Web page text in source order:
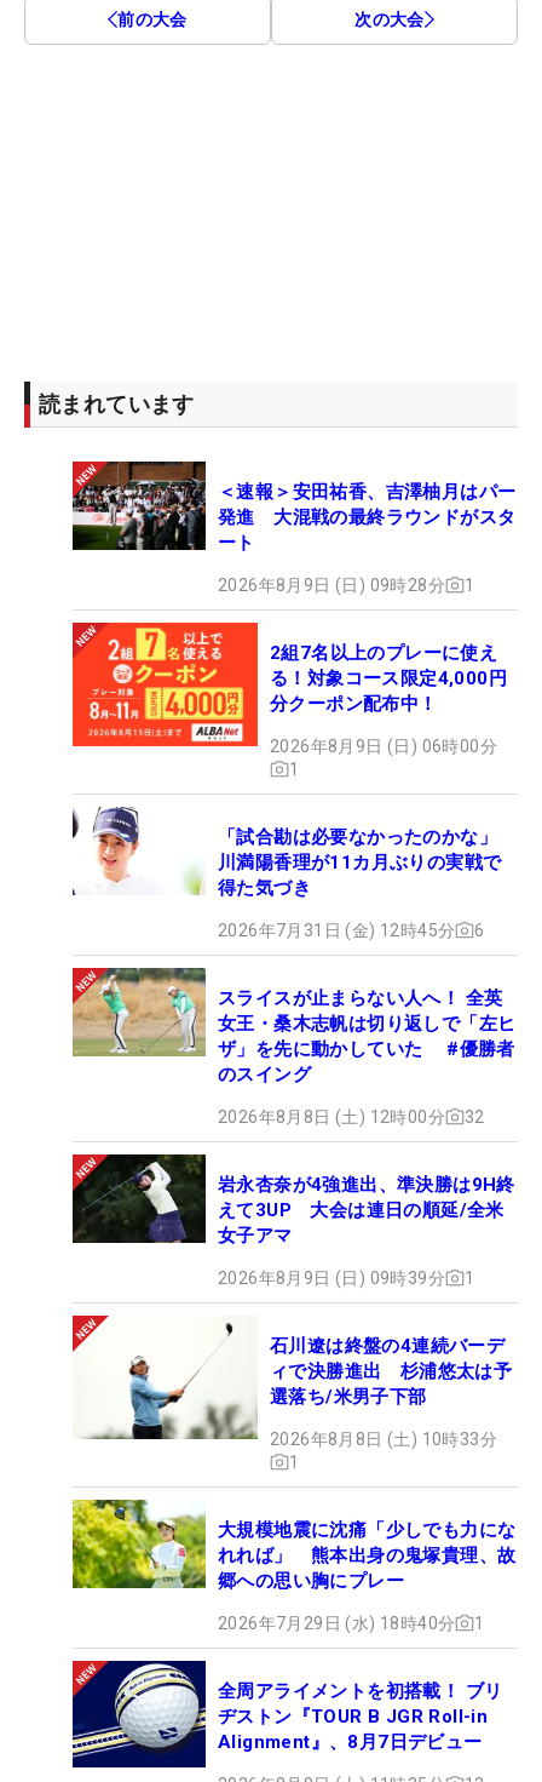
前の大会 次の大会
読まれています
＜速報＞安田祐香、吉澤柚月はパー
発進 大混戦の最終ラウンドがスタ
ート
2026年8月9日 (日) 09時28分 1
2組7名以上のプレーに使え
る！対象コース限定4,000円
分クーポン配布中！
2026年8月9日 (日) 06時00分
1
「試合勘は必要なかったのかな」
川満陽香理が11カ月ぶりの実戦で
得た気づき
2026年7月31日 (金) 12時45分 6
スライスが止まらない人へ！ 全英
女王・桑木志帆は切り返しで「左ヒ
ザ」を先に動かしていた #優勝者
のスイング
2026年8月8日 (土) 12時00分 32
岩永杏奈が4強進出、準決勝は9H終
えて3UP 大会は連日の順延/全米
女子アマ
2026年8月9日 (日) 09時39分 1
石川遼は終盤の4連続バーデ
ィで決勝進出 杉浦悠太は予
選落ち/米男子下部
2026年8月8日 (土) 10時33分
1
大規模地震に沈痛「少しでも力にな
れれば」 熊本出身の鬼塚貴理、故
郷への思い胸にプレー
2026年7月29日 (水) 18時40分 1
全周アライメントを初搭載！ ブリ
ヂストン『TOUR B JGR Roll-in
Alignment』、8月7日デビュー